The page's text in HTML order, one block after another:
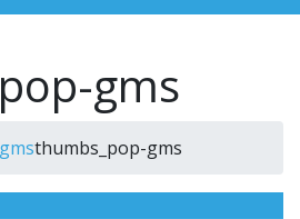
gms
thumbs_pop-gms